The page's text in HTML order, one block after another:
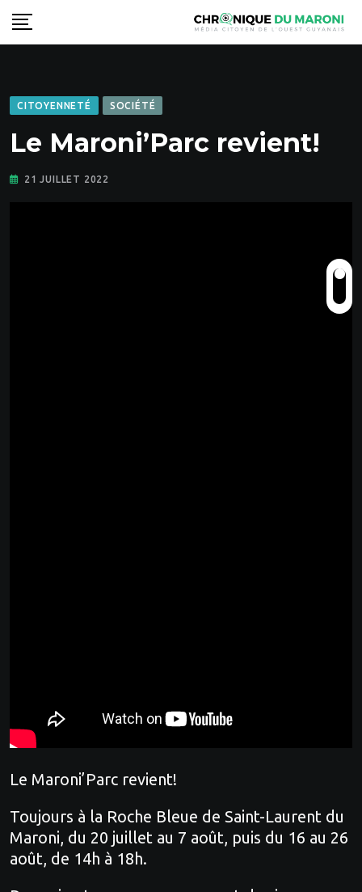
Skip
to
CITOYENNETÉ SOCIÉTÉ
Le Maroni’Parc revient!
21 JUILLET 2022
Le Maroni’Parc revient!
Toujours à la Roche Bleue de Saint-Laurent du
Maroni, du 20 juillet au 7 août, puis du 16 au 26
août, de 14h à 18h.